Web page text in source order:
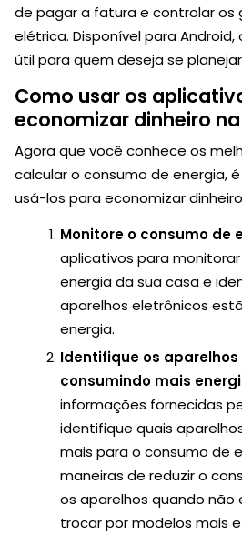
de pagar a fatura e controlar os
elétrica. Disponível para
útil para quem deseja se
Como usar os
economizar dinheiro
Agora que você conhece os
calcular o consumo de energia,
usá-los para economizar
Monitore o consumo de
aplicativos para
energia da sua casa e
aparelhos eletrônicos
energia.
Identifique os
consumindo mais
informações fornecidas
identifique quais
mais para o consumo de
maneiras de reduzir o
os aparelhos quando não
trocar por modelos mais